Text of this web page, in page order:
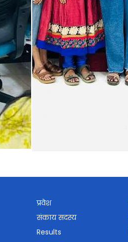
प्रवेश
संकाय सदस्य
Results